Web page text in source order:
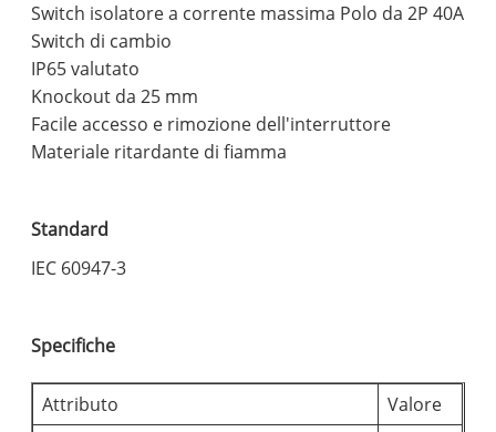
Switch isolatore a corrente massima Polo da 2P 40A
Switch di cambio
IP65 valutato
Knockout da 25 mm
Facile accesso e rimozione dell'interruttore
Materiale ritardante di fiamma
Standard
IEC 60947-3
Specifiche
Attributo
Valore